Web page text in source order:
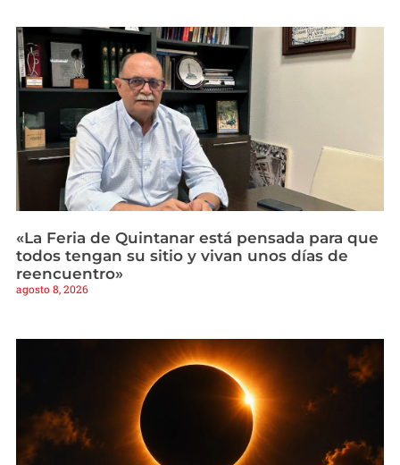
«La Feria de Quintanar está pensada para que
todos tengan su sitio y vivan unos días de
reencuentro»
agosto 8, 2026